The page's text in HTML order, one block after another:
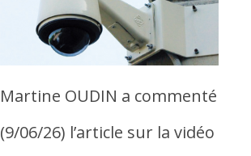
Martine OUDIN a commenté
(9/06/26) l’article sur la vidéo